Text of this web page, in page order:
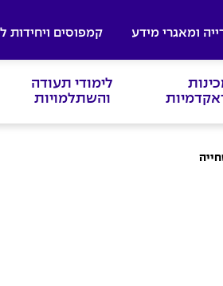
ומאגרי מידע קמפוסים ויחידות
לימודי תעודה
והשתלמויות